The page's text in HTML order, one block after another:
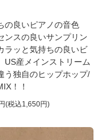
の良いピアノの音色
ンスの良いサンプリン
ラッと気持ちの良いビ
US産メインストリーム
う独自のヒップホップ/
！！
(税込1,650円)